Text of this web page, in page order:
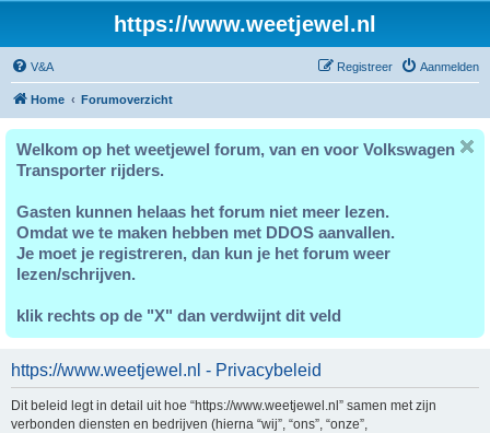
https://www.weetjewel.nl
V&A Aanmelden
Registreer
Home Forumoverzicht
Welkom op het weetjewel forum, van en voor Volkswagen
Transporter rijders.
Gasten kunnen helaas het forum niet meer lezen.
Omdat we te maken hebben met DDOS aanvallen.
Je moet je registreren, dan kun je het forum weer
lezen/schrijven.
klik rechts op de "X" dan verdwijnt dit veld
https://www.weetjewel.nl - Privacybeleid
Dit beleid legt in detail uit hoe “https://www.weetjewel.nl” samen met zijn
verbonden diensten en bedrijven (hierna “wij”, “ons”, “onze”,